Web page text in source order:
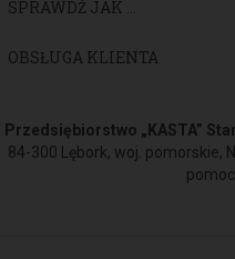
SPRAWDŹ JAK ...
OBSŁUGA KLIENTA
Przedsiębiorstwo „KASTA”
84-300 Lębork, woj. pomorskie,